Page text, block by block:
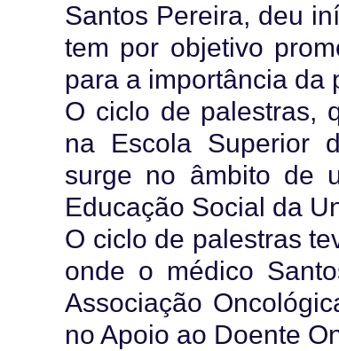
Santos Pereira, deu
tem por objetivo
para a importância da
O ciclo de palestras,
na Escola Superior
surge no âmbito de
Educação Social da
O ciclo de palestras
onde o médico
Associação
no Apoio ao Doente